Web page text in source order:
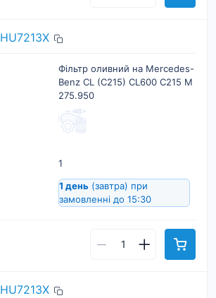
HU7213X
Фільтр оливний на Mercedes-
Benz CL (C215) CL600 C215 M
275.950
1
1 день (завтра) при
замовленні до 15:30
HU7213X